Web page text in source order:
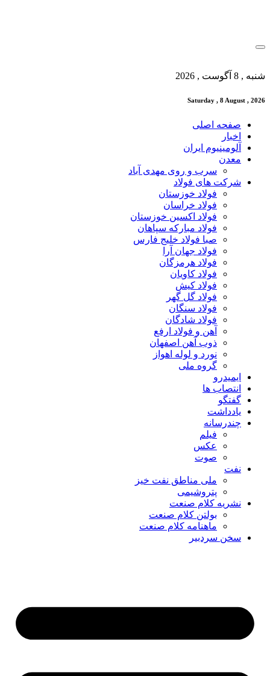
شنبه , 8 آگوست , 2026
Saturday , 8 August , 2026
صفحه اصلی
اخبار
آلومینیوم ایران
معدن
سرب و روی مهدی آباد
شرکت های فولاد
فولاد خوزستان
فولاد خراسان
فولاد اکسین خوزستان
فولاد مبارکه سپاهان
صبا فولاد خلیج فارس
فولاد جهان آرا
فولاد هرمزگان
فولاد کاویان
فولاد کیش
فولاد گل گهر
فولاد سنگان
فولاد شادگان
آهن و فولاد ارفع
ذوب آهن اصفهان
نورد و لوله اهواز
گروه ملی
ایمیدرو
انتصاب ها
گفتگو
یادداشت
چندرسانه
فیلم
عکس
صوت
نفت
ملی مناطق نفت خیز
پتروشیمی
نشریه کلام صنعت
بولتن کلام صنعت
ماهنامه کلام صنعت
سخن سردبیر